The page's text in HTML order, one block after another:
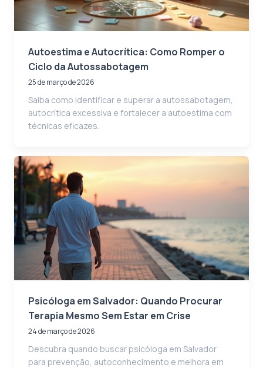
Autoestima e Autocrítica: Como Romper o
Ciclo da Autossabotagem
25 de março de 2026
Saiba como identificar e superar a autossabotagem,
autocrítica excessiva e fortalecer a autoestima com
técnicas eficazes.
Psicóloga em Salvador: Quando Procurar
Terapia Mesmo Sem Estar em Crise
24 de março de 2026
Descubra quando buscar psicóloga em Salvador
para prevenção, autoconhecimento e melhora em